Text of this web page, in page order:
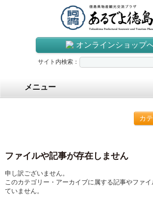
オンラインショップ
サイト内検索：
メニュー
カ
ファイルや記事が存在しません
申し訳ございません。
このカテゴリー・アーカイブに属する記事やファ
ていません。